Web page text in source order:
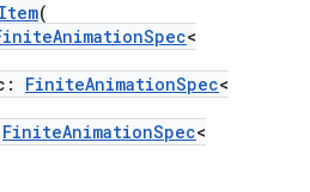
(
<
FiniteAnimationSpec<
FiniteAnimationSpec<